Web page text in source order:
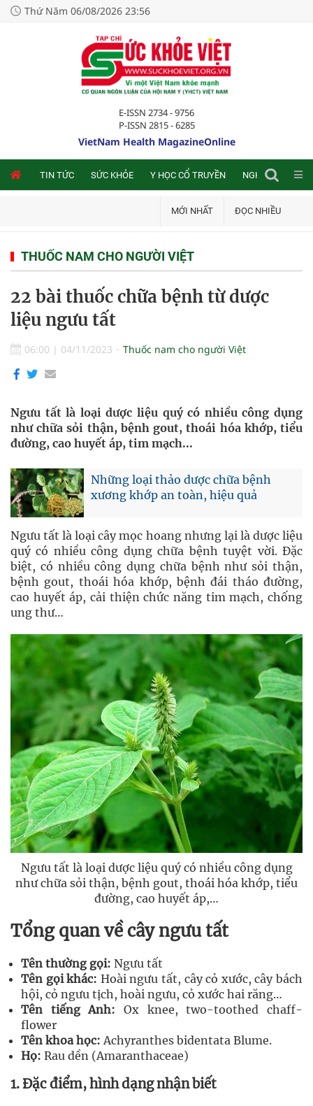
Thứ Năm 06/08/2026 23:56
E-ISSN 2734 - 9756
P-ISSN 2815 - 6285
VietNam Health MagazineOnline
TIN TỨC SỨC KHỎE Y HỌC CỔ TRUYỀN NGHIÊN CỨU
MỚI NHẤT ĐỌC NHIỀU
THUỐC NAM CHO NGƯỜI VIỆT
22 bài thuốc chữa bệnh từ dược
liệu ngưu tất
06:00 | 04/11/2023 Thuốc nam cho người Việt
Ngưu tất là loại dược liệu quý có nhiều công dụng
như chữa sỏi thận, bệnh gout, thoái hóa khớp, tiểu
đường, cao huyết áp, tim mạch...
Những loại thảo dược chữa bệnh
xương khớp an toàn, hiệu quả
Ngưu tất là loại cây mọc hoang nhưng lại là dược liệu
quý có nhiều công dụng chữa bệnh tuyệt vời. Đặc
biệt, có nhiều công dụng chữa bệnh như sỏi thận,
bệnh gout, thoái hóa khớp, bệnh đái tháo đường,
cao huyết áp, cải thiện chức năng tim mạch, chống
ung thư…
Ngưu tất là loại dược liệu quý có nhiều công dụng
như chữa sỏi thận, bệnh gout, thoái hóa khớp, tiểu
đường, cao huyết áp,…
Tổng quan về cây ngưu tất
Tên thường gọi: Ngưu tất
Tên gọi khác: Hoài ngưu tất, cây cỏ xước, cây bách
hội, cỏ ngưu tịch, hoài ngưu, cỏ xước hai răng…
Tên tiếng Anh: Ox knee, two-toothed chaff-
flower
Tên khoa học: Achyranthes bidentata Blume.
Họ: Rau dền (Amaranthaceae)
1. Đặc điểm, hình dạng nhận biết